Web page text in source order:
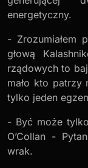
energetyczny.
- Zrozumiałem
głową
rządowych to
mało kto patrzy
tylko jeden
- Być może
O’Collan -
wrak.